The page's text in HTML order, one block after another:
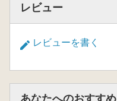
レビュー
レビューを書く